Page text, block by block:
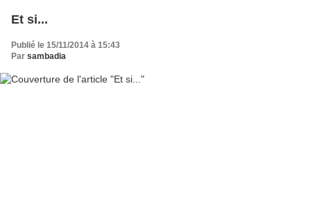
Et si...
Publié le 15/11/2014 à 15:43
Par sambadia